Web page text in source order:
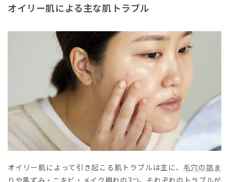
オイリー肌による主な肌トラブル
オイリー肌によって引き起こる肌トラブルは主に、毛穴の詰ま